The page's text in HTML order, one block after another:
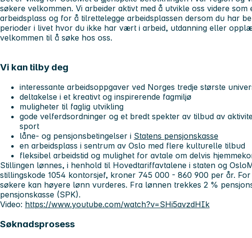
søkere velkommen. Vi arbeider aktivt med å utvikle oss videre som
arbeidsplass og for å tilrettelegge arbeidsplassen dersom du har
perioder i livet hvor du ikke har vært i arbeid, utdanning eller
velkommen til å søke hos oss.
Vi kan tilby deg
interessante arbeidsoppgaver ved Norges tredje største
deltakelse i et kreativt og inspirerende fagmiljø
muligheter til faglig utvikling
gode velferdsordninger og et bredt spekter av tilbud av
sport
låne- og pensjonsbetingelser i Statens pensjonskasse
en arbeidsplass i sentrum av Oslo med flere kulturelle tilbud
fleksibel arbeidstid og mulighet for avtale om delvis
Stillingen lønnes, i henhold til Hovedtariffavtalene i staten og
stillingskode 1054 kontorsjef, kroner 745 000 - 860 900 per år.
søkere kan høyere lønn vurderes. Fra lønnen trekkes 2 %
pensjonskasse (SPK).
Video: https://www.youtube.com/watch?v=SHi5avzdHIk
Søknadsprosess